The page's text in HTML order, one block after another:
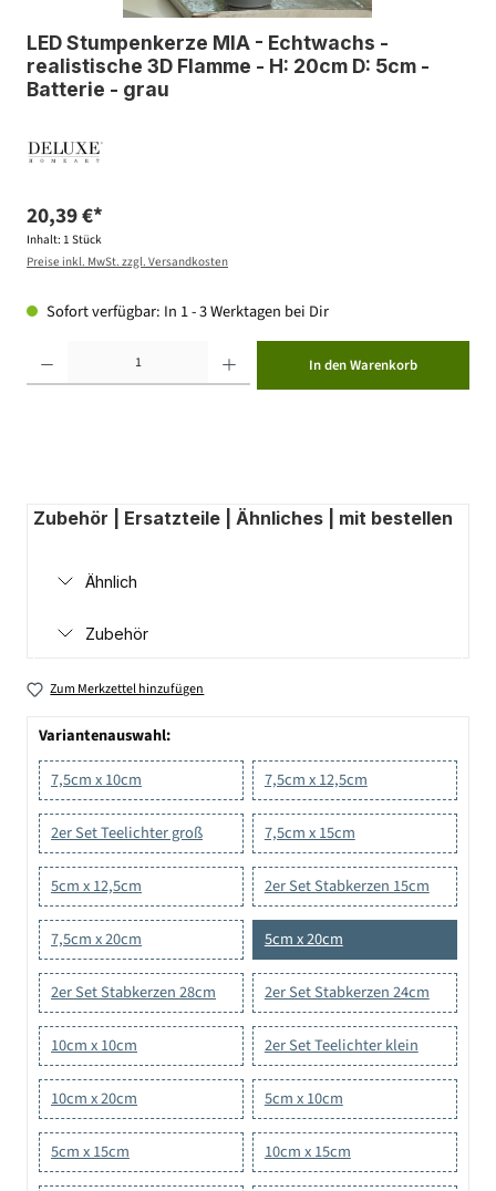
LED Stumpenkerze MIA - Echtwachs -
realistische 3D Flamme - H: 20cm D: 5cm -
Batterie - grau
20,39 €*
Inhalt: 1 Stück
Preise inkl. MwSt. zzgl. Versandkosten
Sofort verfügbar: In 1 - 3 Werktagen bei Dir
In den Warenkorb
Zubehör | Ersatzteile | Ähnliches | mit bestellen
Ähnlich
Zubehör
Zum Merkzettel hinzufügen
Variantenauswahl:
7,5cm x 10cm
7,5cm x 12,5cm
2er Set Teelichter groß 7,5cm x 15cm
5cm x 12,5cm 2er Set Stabkerzen 15cm
7,5cm x 20cm 5cm x 20cm
2er Set Stabkerzen 28cm 2er Set Stabkerzen 24cm
10cm x 10cm 2er Set Teelichter klein
10cm x 20cm 5cm x 10cm
5cm x 15cm 10cm x 15cm